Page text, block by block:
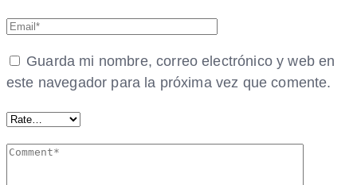
Guarda mi nombre, correo electrónico y web en
este navegador para la próxima vez que comente.